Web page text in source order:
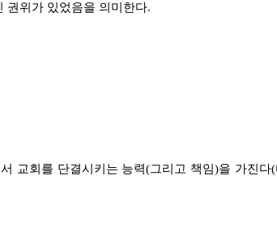
권위가 있었음을 의미한다.
교회를 단결시키는 능력(그리고 책임)을 가진다